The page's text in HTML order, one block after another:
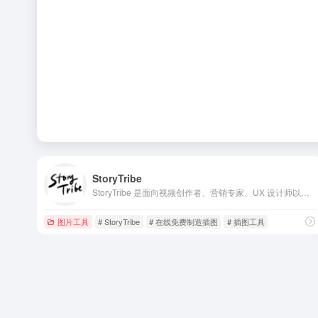
StoryTribe
图片工具 # StoryTribe # 在线免费制造插图 # 插图工具